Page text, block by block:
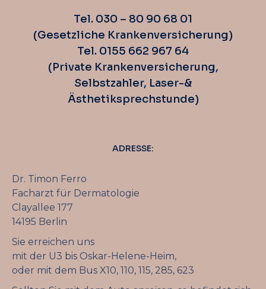
Tel. 030 – 80 90 68 01
(Gesetzliche Krankenversicherung)
Tel. 0155 662 967 64
(Private Krankenversicherung,
Selbstzahler, Laser-&
Ästhetiksprechstunde)
ADRESSE:
Dr. Timon Ferro
Facharzt für Dermatologie
Clayallee 177
14195 Berlin
Sie erreichen uns
mit der U3 bis Oskar-Helene-Heim,
oder mit dem Bus X10, 110, 115, 285, 623